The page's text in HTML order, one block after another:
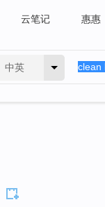
云笔记 惠惠
中英